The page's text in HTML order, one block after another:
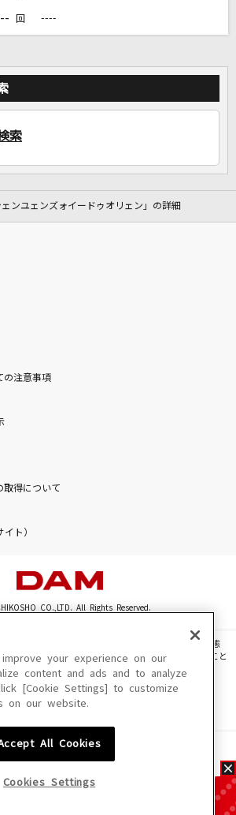
ラオケをもっと楽しもう！
回 ----
索
ェンユェンズォイードゥオリェン」の詳細
の注意事項
取得について
ト）
CO.,LTD. All Rights Reserved.
一切の文章・画像・写真・動画・音声等を、手段や形態
範囲を超えて無断で複製、転載、ファイル化などすること
によりご利用いただけない場合があります。
、配信内容が変更になる場合があります。
your experience on our
content and ads and to analyze
[Cookie Settings] to customize
on our website.
All Cookies
Cookies Settings